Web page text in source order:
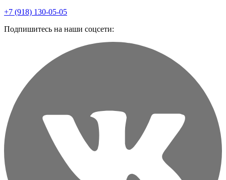
+7 (918) 130-05-05
Подпишитесь на наши соцсети: